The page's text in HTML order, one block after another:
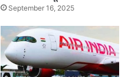
September 16, 2025